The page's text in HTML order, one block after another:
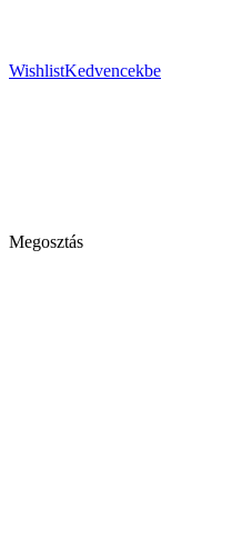
WishlistKedvencekbe
Megosztás